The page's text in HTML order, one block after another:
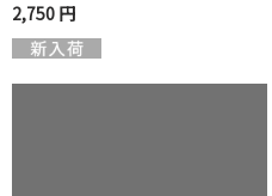
2,750 円